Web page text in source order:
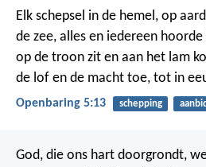
Elk schepsel in de hemel, op
de zee, alles en iedereen hoorde
op de troon zit en aan het lam
de lof en de macht toe, tot in
Openbaring 5:13 schepping
God, die ons hart doorgrondt,